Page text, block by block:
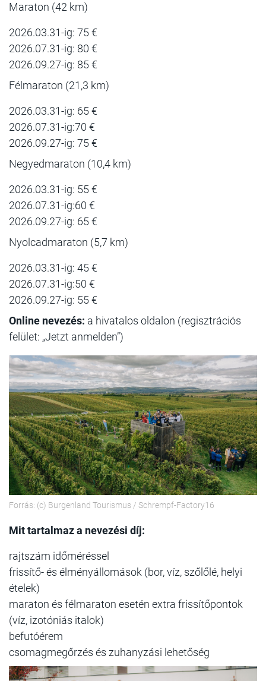
Maraton (42 km)
2026.03.31-ig: 75 €
2026.07.31-ig: 80 €
2026.09.27-ig: 85 €
Félmaraton (21,3 km)
2026.03.31-ig: 65 €
2026.07.31-ig:70 €
2026.09.27-ig: 75 €
Negyedmaraton (10,4 km)
2026.03.31-ig: 55 €
2026.07.31-ig:60 €
2026.09.27-ig: 65 €
Nyolcadmaraton (5,7 km)
2026.03.31-ig: 45 €
2026.07.31-ig:50 €
2026.09.27-ig: 55 €
Online nevezés: a hivatalos oldalon (regisztrációs
felület: „Jetzt anmelden”)
Forrás: (c) Burgenland Tourismus / Schrempf-Factory16
Mit tartalmaz a nevezési díj:
rajtszám időméréssel
frissítő- és élményállomások (bor, víz, szőlőlé, helyi
ételek)
maraton és félmaraton esetén extra frissítőpontok
(víz, izotóniás italok)
befutóérem
csomagmegőrzés és zuhanyzási lehetőség